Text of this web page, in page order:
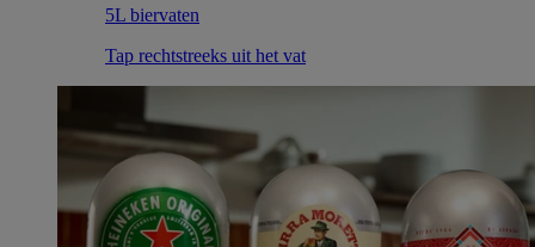
5L biervaten
Tap rechtstreeks uit het vat